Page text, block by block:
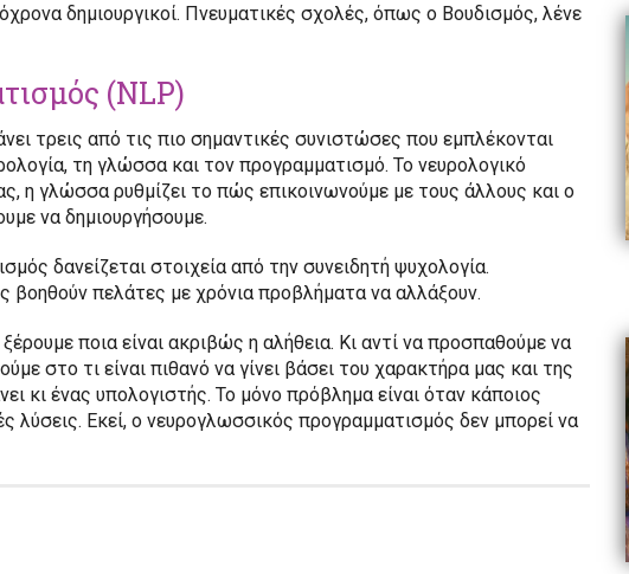
δημιουργικοί. Πνευματικές σχολές, όπως ο Βουδισμός, λένε
(NLP)
τρεις από τις πιο σημαντικές συνιστώσες που εμπλέκονται
τη γλώσσα και τον προγραμματισμό. Το νευρολογικό
η γλώσσα ρυθμίζει το πώς επικοινωνούμε με τους άλλους και ο
να δημιουργήσουμε.
δανείζεται στοιχεία από την συνειδητή ψυχολογία.
βοηθούν πελάτες με χρόνια προβλήματα να αλλάξουν.
ποια είναι ακριβώς η αλήθεια. Κι αντί να προσπαθούμε να
στο τι είναι πιθανό να γίνει βάσει του χαρακτήρα μας και της
ένας υπολογιστής. Το μόνο πρόβλημα είναι όταν κάποιος
λύσεις. Εκεί, ο νευρογλωσσικός προγραμματισμός δεν μπορεί να